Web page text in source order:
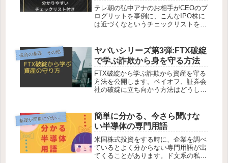
弾）
テレ朝の弘中アナのお相手がCEOのプ
ログリットを事例に、こんなIPO株に
は近づくなというチェックリストを作
使ってもらえたら嬉しいです。
投資の基礎、その他
ヤバいシリーズ第3弾:FTX破綻
で学ぶ詐欺から身を守る方法
FTX破綻から学ぶ詐欺から資産を守る
方法を公開します。ペイオフ、証券会
社の破綻に立ち向かう方法はどうした
基礎が簡単に分かるシリーズ
簡単に分かる、今さら聞けな
い半導体の専門用語
米国株式投資をする時に、企業を調べ
ているとよく分からない専門用語が出
てくることがあります。ド文系の私